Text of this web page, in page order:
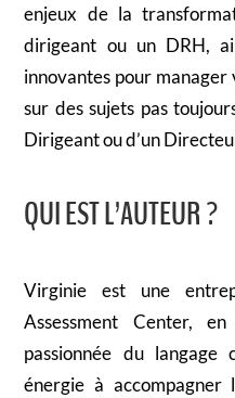
enjeux de la
dirigeant ou un DRH,
innovantes pour manager
sur des sujets pas
Dirigeant ou d’un
QUI EST L’AUTEUR ?
Virginie est une
Assessment Center,
passionnée du langage
énergie à accompagner